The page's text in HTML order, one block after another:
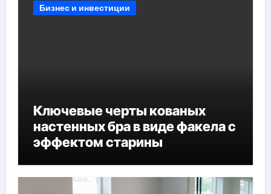
Бизнес и инвестиции
Ключевые черты кованых
настенных бра в виде факела с
эффектом старины